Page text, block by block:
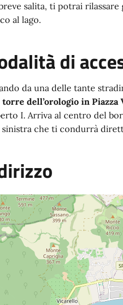
salita, ti potrai
al lago.
di
da una delle tante
torre dell’orologio in
I. Arriva al centro del
sinistra che ti condurrà